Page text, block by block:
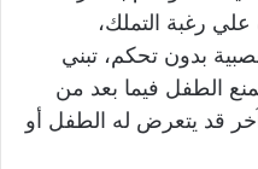
رغبة التملك،
بدون تحكم، تبني
الطفل فيما بعد من
قد يتعرض له الطفل أو